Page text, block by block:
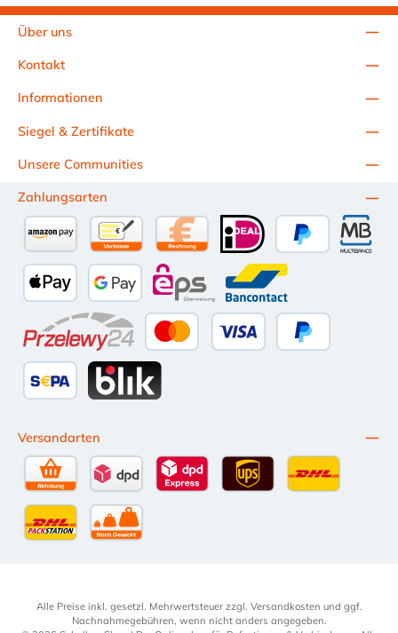
Über uns
Kontakt
Informationen
Unsere Communities
Siegel & Zertifikate
Zahlungsarten
Kauf auf Rechnung (10 Tage Netto)
iDEAL
Apple Pay Google Pay eps Bancontact
Przelewy24
Amazon PayVorkasse per Überweisung
Versandarten
DPD Standardversand
Selbstabholung
Alle Preise inkl. gesetzl. Mehrwertsteuer zzgl. Versandkosten und ggf.
Nachnahmegebühren, wenn nicht anders angegeben.